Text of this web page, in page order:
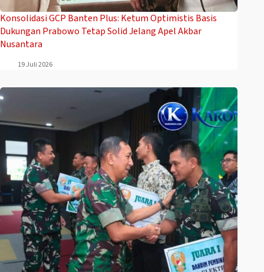
Konsolidasi GCP Banten Plus: Ketum Optimistis Basis
Dukungan Prabowo Tetap Solid Jelang Apel Akbar
Nusantara
19 Juli 2026